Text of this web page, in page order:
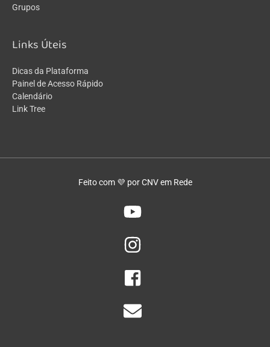
Grupos
Links Úteis
Dicas da Plataforma
Painel de Acesso Rápido
Calendário
Link Tree
Feito com 💜 por CNV em Rede